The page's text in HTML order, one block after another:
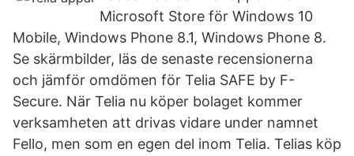
Microsoft Store för Windows 10
Mobile, Windows Phone 8.1, Windows Phone 8.
Se skärmbilder, läs de senaste recensionerna
och jämför omdömen för Telia SAFE by F-
Secure. När Telia nu köper bolaget kommer
verksamheten att drivas vidare under namnet
Fello, men som en egen del inom Telia. Telias köp